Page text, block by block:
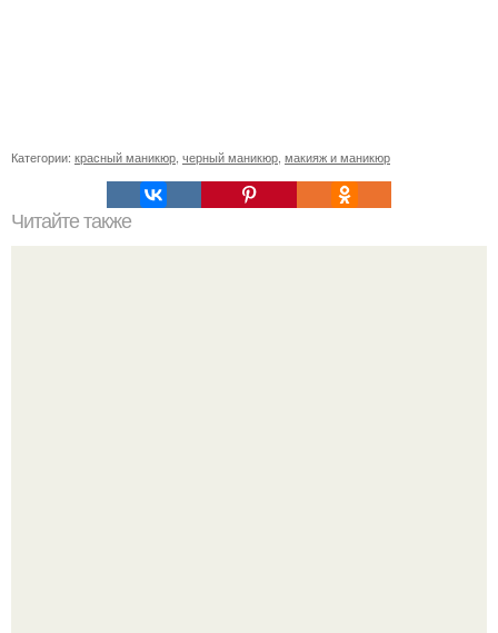
Категории: красный маникюр черный маникюр макияж и маникюр
Читайте также